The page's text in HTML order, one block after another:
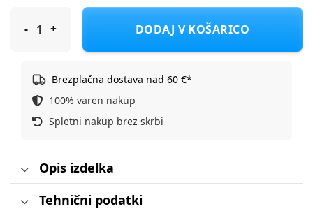
Stamp rolerji 2 v 1 (3 koleščki) Stitch vel. 27-30
DODAJ V KOŠARICO
Brezplačna dostava nad 60 €*
100% varen nakup
Spletni nakup brez skrbi
Opis izdelka
Tehnični podatki